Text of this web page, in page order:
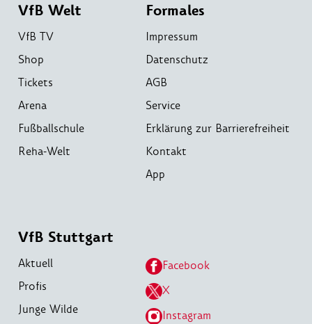
VfB Welt
VfB TV
Shop
Tickets
Arena
Fußballschule
Reha-Welt
Formales
Impressum
Datenschutz
AGB
Service
Erklärung zur Barrierefreiheit
Kontakt
App
VfB Stuttgart
Aktuell
Profis
Junge Wilde
Facebook
X
Instagram